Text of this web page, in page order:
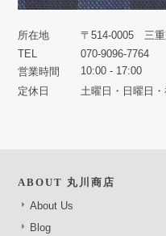
所在地
〒514-0005 三
TEL
070-9096-7764
営業時間
10:00 - 17:00
定休日
土曜日・日曜日・
ABOUT 丸川商店
About Us
Blog